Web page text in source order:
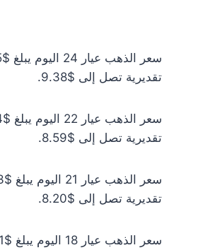
تقديرية تصل إلى $9.38.
تقديرية تصل إلى $8.59.
تقديرية تصل إلى $8.20.